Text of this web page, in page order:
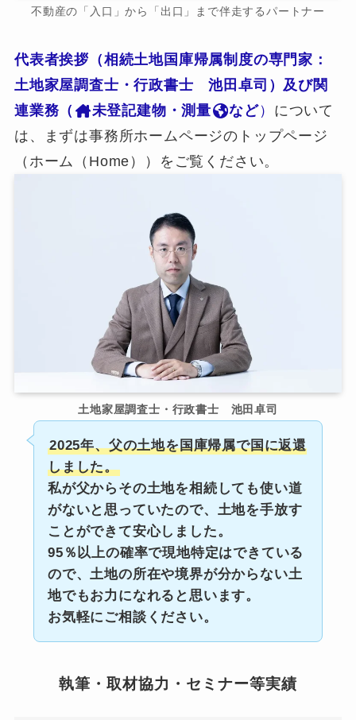
不動産の「入口」から「出口」まで伴走するパートナー
代表者挨拶（相続土地国庫帰属制度の専門家：
土地家屋調査士・行政書士 池田卓司）及び関
連業務（
未登記建物・測量 など） について
は、まずは事務所ホームページのトップページ
（ホーム（Home））をご覧ください。
土地家屋調査士・行政書士 池田卓司
2025年、父の土地を国庫帰属で国に返還
しました。
私が父からその土地を相続しても使い道
がないと思っていたので、土地を手放す
ことができて安心しました。
95％以上の確率で現地特定はできている
ので、土地の所在や境界が分からない土
地でもお力になれると思います。
お気軽にご相談ください。
執筆・取材協力・セミナー等実績